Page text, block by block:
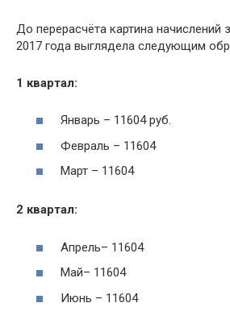
До перерасчёта картина начислений
2017 года выглядела следующим
1 квартал:
Январь – 11604 руб.
Февраль – 11604
Март – 11604
2 квартал:
Апрель– 11604
Май– 11604
Июнь – 11604